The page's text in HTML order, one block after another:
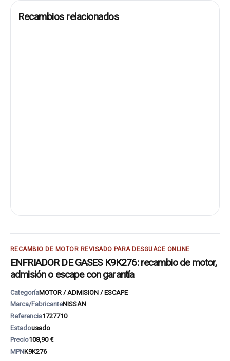
Recambios relacionados
RECAMBIO DE MOTOR REVISADO PARA DESGUACE ONLINE
ENFRIADOR DE GASES K9K276: recambio de motor,
admisión o escape con garantía
CategoríaMOTOR / ADMISION / ESCAPE
Marca/FabricanteNISSAN
Referencia1727710
Estadousado
Precio108,90 €
MPNK9K276